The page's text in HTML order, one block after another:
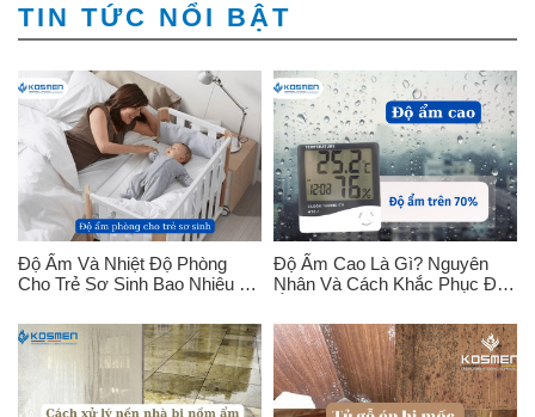
TIN TỨC NỔI BẬT
Độ Ẩm Và Nhiệt Độ Phòng
Cho Trẻ Sơ Sinh Bao Nhiêu Là
Độ Ẩm Cao Là Gì? Nguyên
Nhân Và Cách Khắc Phục Độ